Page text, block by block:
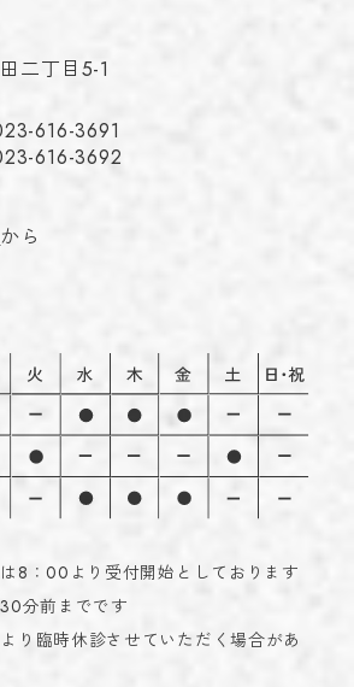
二丁目5-1
616-3691
616-3692
から
8：00より受付開始としております
分前までです
り臨時休診させていただく場合があ